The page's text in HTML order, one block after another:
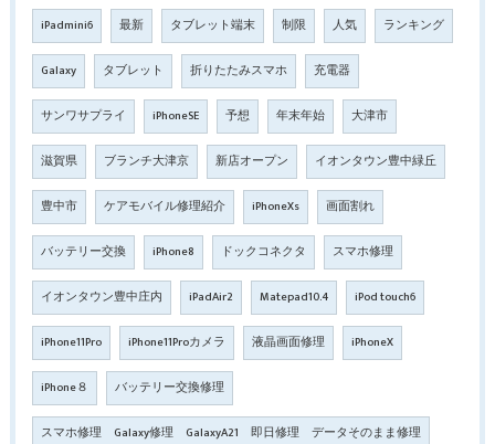
iPadmini6 最新 タブレット端末 制限 人気 ランキング
Galaxy タブレット 折りたたみスマホ 充電器
サンワサプライ iPhoneSE 予想 年末年始 大津市
滋賀県 ブランチ大津京 新店オープン イオンタウン豊中緑丘
豊中市 ケアモバイル修理紹介 iPhoneXs 画面割れ
バッテリー交換 iPhone8 ドックコネクタ スマホ修理
イオンタウン豊中庄内 iPadAir2 Matepad10.4 iPod touch6
iPhone11Pro iPhone11Proカメラ 液晶画面修理 iPhoneX
iPhone８ バッテリー交換修理
スマホ修理 Galaxy修理 GalaxyA21 即日修理 データそのまま修理